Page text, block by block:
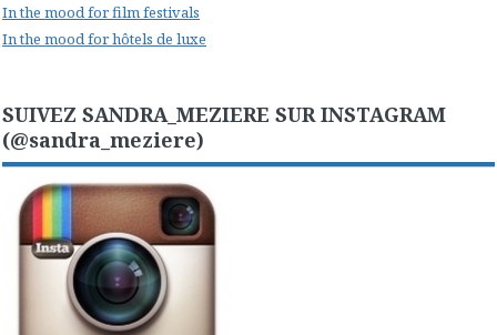
In the mood for film festivals
In the mood for hôtels de luxe
SUIVEZ SANDRA_MEZIERE SUR INSTAGRAM
(@sandra_meziere)